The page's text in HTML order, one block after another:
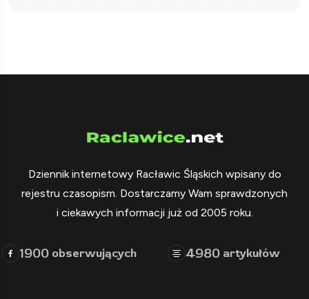
Dziennik internetowy Racławic Śląskich wpisany do
rejestru czasopism. Dostarczamy Wam sprawdzonych
i ciekawych informacji już od 2005 roku.
1900 obserwujących 4980 artykułów